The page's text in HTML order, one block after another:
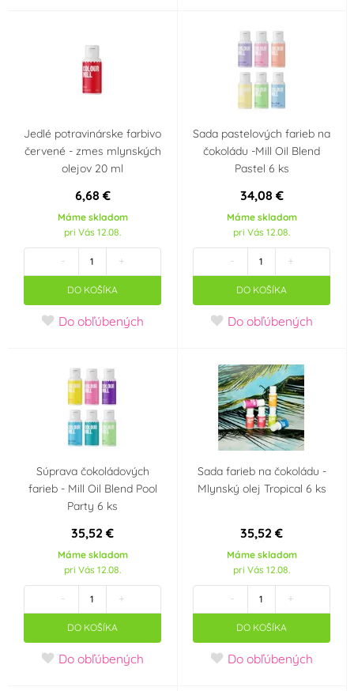
Jedlé potravinárske farbivo
červené - zmes mlynských
olejov 20 ml
6,68 €
Máme skladom
pri Vás 12.08.
- +
DO KOŠÍKA
Do obľúbených
Sada pastelových farieb na
čokoládu -Mill Oil Blend
Pastel 6 ks
34,08 €
Máme skladom
pri Vás 12.08.
- +
DO KOŠÍKA
Do obľúbených
Súprava čokoládových
farieb - Mill Oil Blend Pool
Party 6 ks
35,52 €
Máme skladom
pri Vás 12.08.
- +
DO KOŠÍKA
Do obľúbených
Sada farieb na čokoládu -
Mlynský olej Tropical 6 ks
35,52 €
Máme skladom
pri Vás 12.08.
- +
DO KOŠÍKA
Do obľúbených